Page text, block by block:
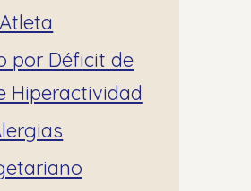
Atleta
por Déficit de
Hiperactividad